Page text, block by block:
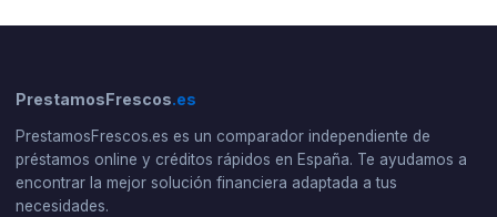
PrestamosFrescos.es
PrestamosFrescos.es es un comparador independiente de
préstamos online y créditos rápidos en España. Te ayudamos a
encontrar la mejor solución financiera adaptada a tus
necesidades.